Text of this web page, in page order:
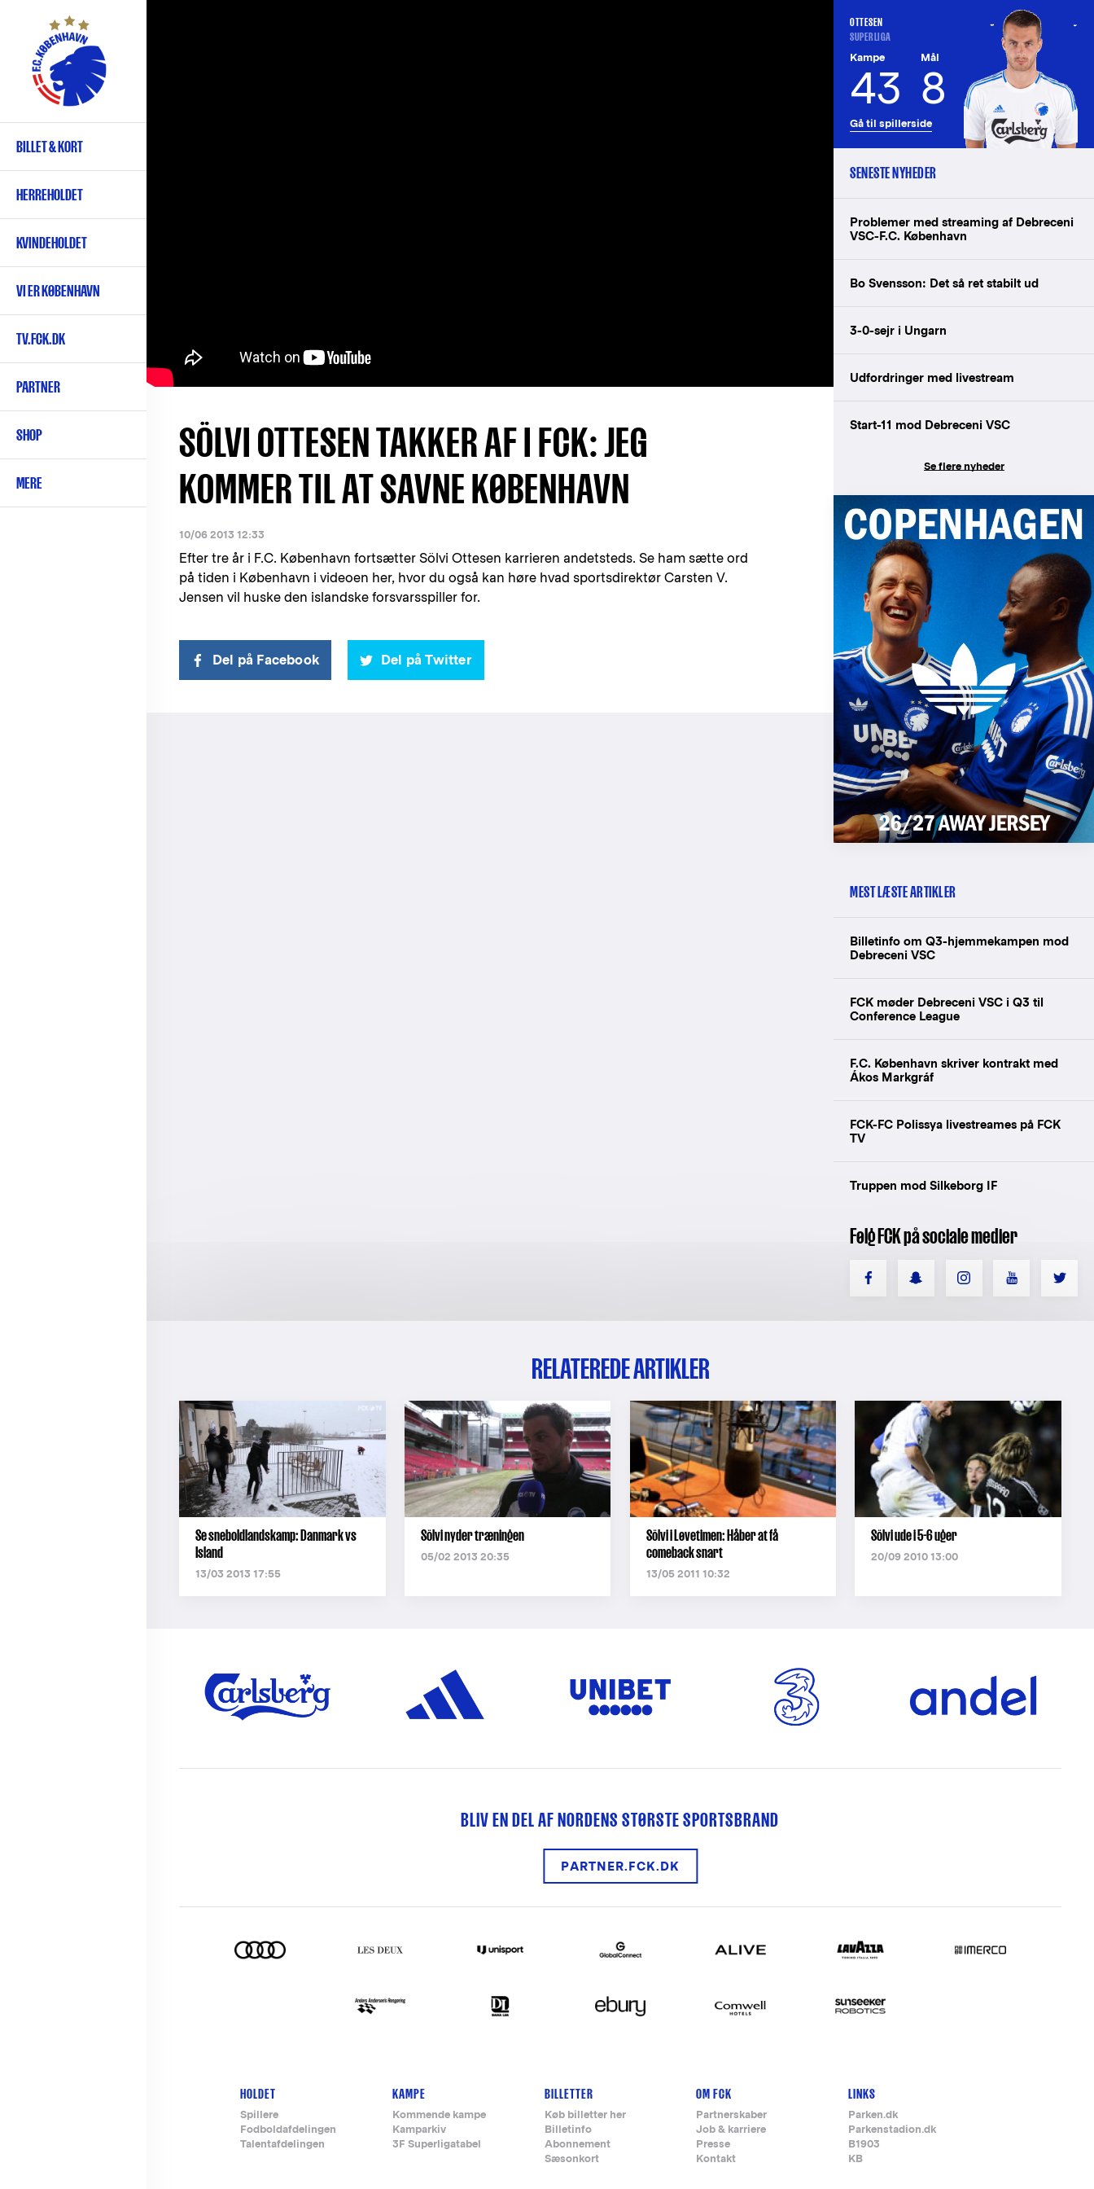
hovedindhold
Primær
navigation
BILLET & KORT
HERREHOLDET
KVINDEHOLDET
VI ER KØBENHAVN
TV.FCK.DK
PARTNER
SHOP
MERE
SÖLVI OTTESEN TAKKER AF I FCK: JEG
KOMMER TIL AT SAVNE KØBENHAVN
10/06 2013 12:33
Efter tre år i F.C. København fortsætter Sölvi Ottesen karrieren andetsteds. Se ham sætte ord
på tiden i København i videoen her, hvor du også kan høre hvad sportsdirektør Carsten V.
Jensen vil huske den islandske forsvarsspiller for.
Del på Facebook Del på Twitter
OTTESEN
SUPERLIGA
Kampe
43
Mål
8
Gå til spillerside
SENESTE NYHEDER
Problemer med streaming af Debreceni
VSC-F.C. København
Bo Svensson: Det så ret stabilt ud
3-0-sejr i Ungarn
Udfordringer med livestream
Start-11 mod Debreceni VSC
Se flere nyheder
MEST LÆSTE ARTIKLER
Billetinfo om Q3-hjemmekampen mod
Debreceni VSC
FCK møder Debreceni VSC i Q3 til
Conference League
F.C. København skriver kontrakt med
Ákos Markgráf
FCK-FC Polissya livestreames på FCK
TV
Truppen mod Silkeborg IF
Følg FCK på sociale medier
RELATEREDE ARTIKLER
Se sneboldlandskamp: Danmark vs
Island
13/03 2013 17:55
Sölvi nyder træningen
05/02 2013 20:35
Sölvi i Løvetimen: Håber at få
comeback snart
13/05 2011 10:32
Sölvi ude i 5-6 uger
20/09 2010 13:00
BLIV EN DEL AF NORDENS STØRSTE SPORTSBRAND
PARTNER.FCK.DK
Footer-
menu
HOLDET
Spillere
Fodboldafdelingen
Talentafdelingen
KAMPE
Kommende kampe
Kamparkiv
3F Superligatabel
BILLETTER
Køb billetter her
Billetinfo
Abonnement
Sæsonkort
OM FCK
Partnerskaber
Job & karriere
Presse
Kontakt
LINKS
Parken.dk
Parkenstadion.dk
B1903
KB